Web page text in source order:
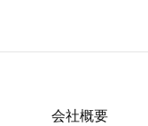
会社概要